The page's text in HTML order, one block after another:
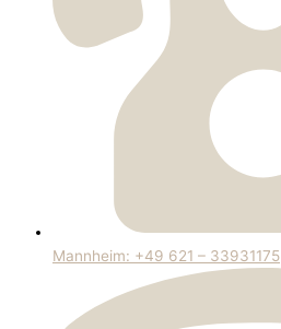
Mannheim: +49 621 – 33931175